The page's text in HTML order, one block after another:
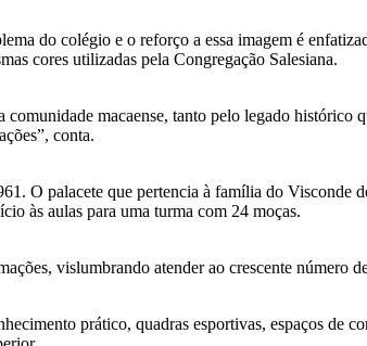
do colégio e o reforço a essa imagem é
cores utilizadas pela Congregação Salesiana.
macaense, tanto pelo legado
conta.
O palacete que pertencia à família do Visconde
às aulas para uma turma com 24 moças.
vislumbrando atender ao crescente número
prático, quadras esportivas, espaços